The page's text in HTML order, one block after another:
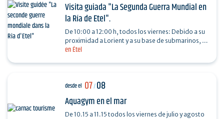
en Étel
Visita guiada "La Segunda Guerra Mundial en
la Ría de Etel".
De 10:00 a 12:00 h, todos los viernes: Debido a su
proximidad a Lorient y a su base de submarinos, la
ría fue un importante campo de batalla durante
desde el 07/08
Aquagym en el mar
De 10.15 a 11.15 todos los viernes de julio y agosto